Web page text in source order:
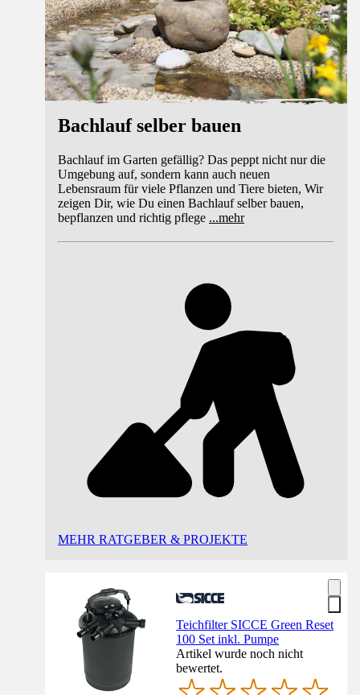
Bachlauf selber bauen
Bachlauf im Garten gefällig? Das peppt nicht nur die
Umgebung auf, sondern kann auch neuen
Lebensraum für viele Pflanzen und Tiere bieten, Wir
zeigen Dir, wie Du einen Bachlauf selber bauen,
bepflanzen und richtig pflege ...mehr
MEHR RATGEBER & PROJEKTE
Teichfilter SICCE Green Reset
100 Set inkl. Pumpe
Artikel wurde noch nicht
bewertet.